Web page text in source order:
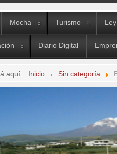
Mocha Turismo
Diario Digital
aquí: Inicio Sin categoría